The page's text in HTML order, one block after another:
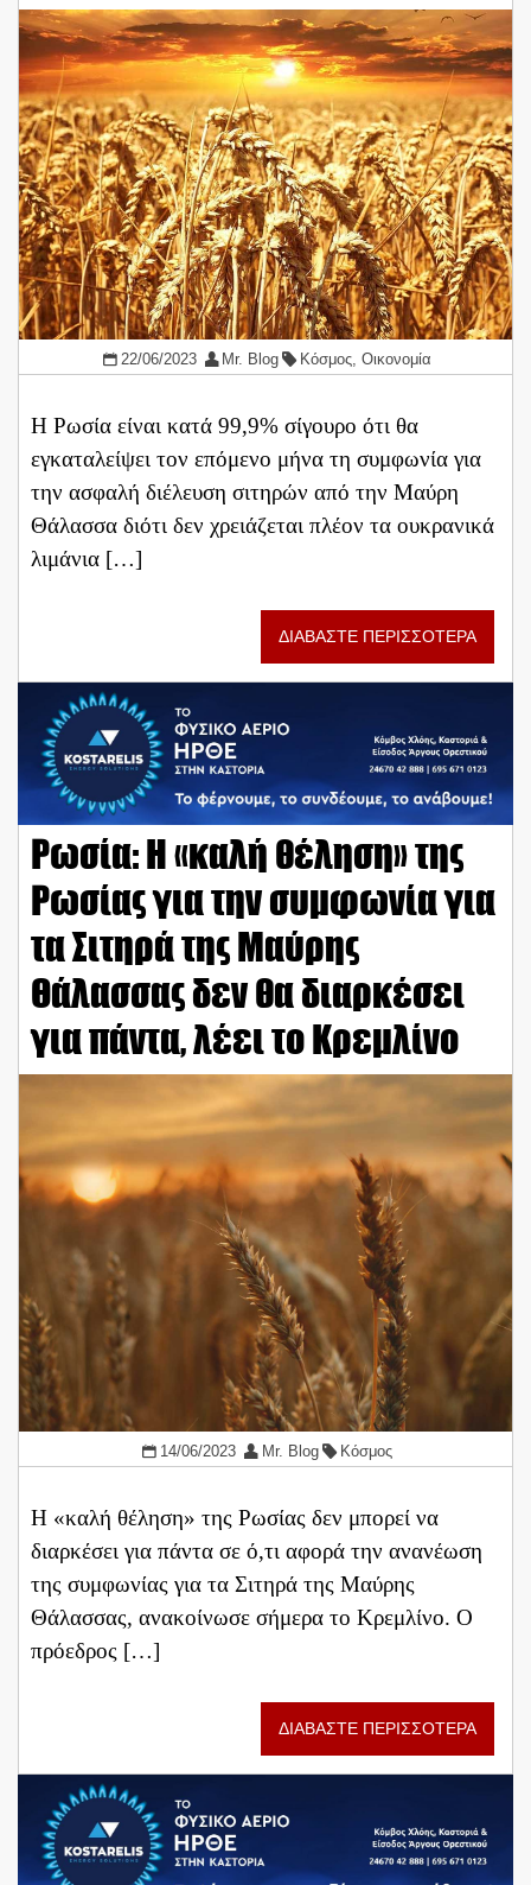
22/06/2023 Mr. Blog Κόσμος,Οικονομία
Η Ρωσία είναι κατά 99,9% σίγουρο ότι θα
εγκαταλείψει τον επόμενο μήνα τη συμφωνία για
την ασφαλή διέλευση σιτηρών από την Μαύρη
Θάλασσα διότι δεν χρειάζεται πλέον τα ουκρανικά
λιμάνια […]
ΔΙΑΒΑΣΤΕ ΠΕΡΙΣΣΟΤΕΡΑ
Ρωσία: Η «καλή θέληση» της
Ρωσίας για την συμφωνία για
τα Σιτηρά της Μαύρης
Θάλασσας δεν θα διαρκέσει
για πάντα, λέει το Κρεμλίνο
14/06/2023 Mr. Blog Κόσμος
Η «καλή θέληση» της Ρωσίας δεν μπορεί να
διαρκέσει για πάντα σε ό,τι αφορά την ανανέωση
της συμφωνίας για τα Σιτηρά της Μαύρης
Θάλασσας, ανακοίνωσε σήμερα το Κρεμλίνο. Ο
πρόεδρος […]
ΔΙΑΒΑΣΤΕ ΠΕΡΙΣΣΟΤΕΡΑ